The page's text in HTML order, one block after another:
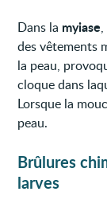
Dans la myiase
des vêtements
la peau,
cloque dans
Lorsque la
peau.
Brûlures
larves